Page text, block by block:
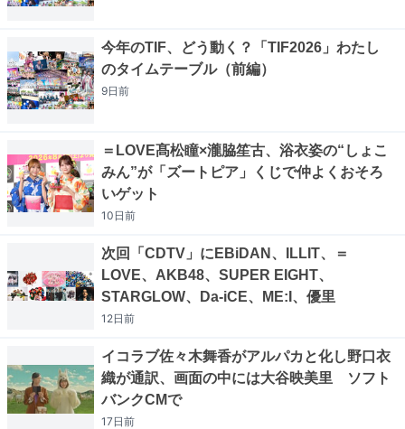
今年のTIF、どう動く？「TIF2026」わたし
のタイムテーブル（前編）
9日前
＝LOVE髙松瞳×瀧脇笙古、浴衣姿の“しょこ
みん”が「ズートピア」くじで仲よくおそろ
いゲット
10日前
次回「CDTV」にEBiDAN、ILLIT、＝
LOVE、AKB48、SUPER EIGHT、
STARGLOW、Da-iCE、ME:I、優里
12日前
イコラブ佐々木舞香がアルパカと化し野口衣
織が通訳、画面の中には大谷映美里 ソフト
バンクCMで
17日前